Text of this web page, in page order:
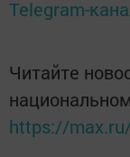
Telegram-
Читайте
https://